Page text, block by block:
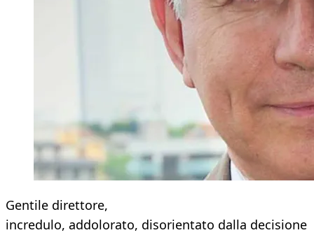
Gentile direttore,
incredulo, addolorato, disorientato dalla decisione